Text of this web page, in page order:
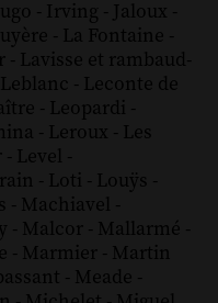
- Irving - Jaloux -
- La Fontaine -
- Lavisse et rambaud-
Leblanc - Leconte de
- Leopardi -
- Leroux - Les
- Level -
- Loti - Louÿs -
- Machiavel -
- Malcor - Mallarmé -
- Marmier - Martin
- Meade -